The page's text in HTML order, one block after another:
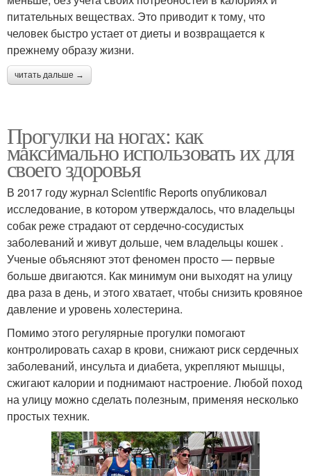
питательных веществах. Это приводит к тому, что
человек быстро устает от диеты и возвращается к
прежнему образу жизни.
читать дальше →
Прогулки на ногах: как
максимально использовать их для
своего здоровья
В 2017 году журнал Scientific Reports опубликовал
исследование, в котором утверждалось, что владельцы
собак реже страдают от сердечно-сосудистых
заболеваний и живут дольше, чем владельцы кошек .
Ученые объясняют этот феномен просто — первые
больше двигаются. Как минимум они выходят на улицу
два раза в день, и этого хватает, чтобы снизить кровяное
давление и уровень холестерина.
Помимо этого регулярные прогулки помогают
контролировать сахар в крови, снижают риск сердечных
заболеваний, инсульта и диабета, укрепляют мышцы,
сжигают калории и поднимают настроение. Любой поход
на улицу можно сделать полезным, применяя несколько
простых техник.